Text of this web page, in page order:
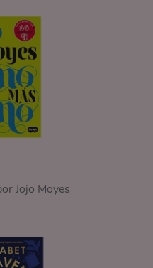
Jojo Moyes